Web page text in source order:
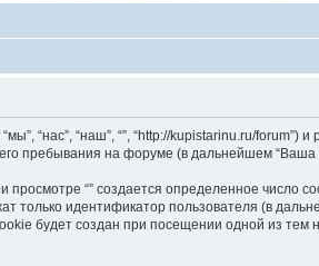
“нас”, “наш”, “”, “http://kupistarinu.ru/forum”)
пребывания на форуме (в дальнейшем
“” создается определенное число
идентификатор пользователя (в
будет создан при посещении одной из